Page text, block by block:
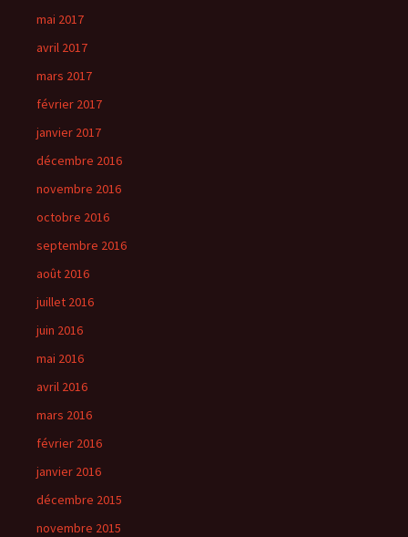
mai 2017
avril 2017
mars 2017
février 2017
janvier 2017
décembre 2016
novembre 2016
octobre 2016
septembre 2016
août 2016
juillet 2016
juin 2016
mai 2016
avril 2016
mars 2016
février 2016
janvier 2016
décembre 2015
novembre 2015